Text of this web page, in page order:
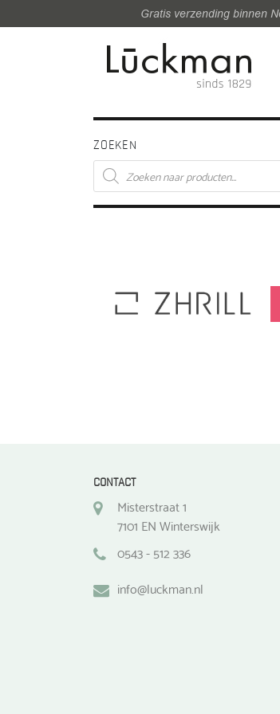
Gratis verzending binnen
ZOEKEN
Producten
zoeken
CONTACT
Misterstraat 1
7101 EN Winterswijk
0543 - 512 336
info@luckman.nl